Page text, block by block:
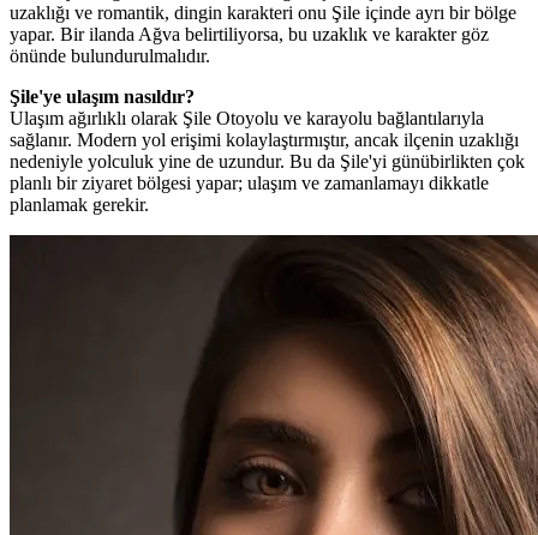
uzaklığı ve romantik, dingin karakteri onu Şile içinde ayrı bir bölge
yapar. Bir ilanda Ağva belirtiliyorsa, bu uzaklık ve karakter göz
önünde bulundurulmalıdır.
Şile'ye ulaşım nasıldır?
Ulaşım ağırlıklı olarak Şile Otoyolu ve karayolu bağlantılarıyla
sağlanır. Modern yol erişimi kolaylaştırmıştır, ancak ilçenin uzaklığı
nedeniyle yolculuk yine de uzundur. Bu da Şile'yi günübirlikten çok
planlı bir ziyaret bölgesi yapar; ulaşım ve zamanlamayı dikkatle
planlamak gerekir.